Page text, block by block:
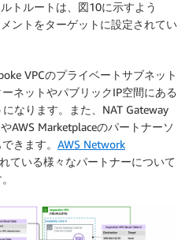
トルートは、図10に示すよう
ントをターゲットに設定されてい
VPCのプライベートサブネット
ネットやパブリックIP空間にある
なります。また、NAT Gateway
AWS Marketplaceのパートナーソ
きます。 AWS Network
ている様々なパートナーについて